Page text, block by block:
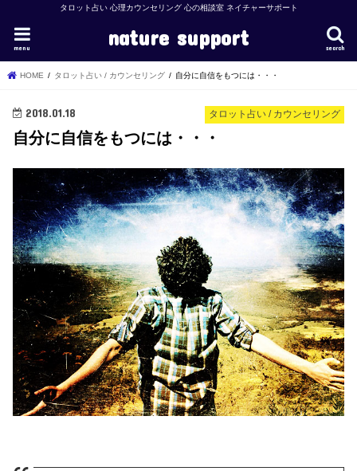
タロット占い 心理カウンセリング 心の相談室 ネイチャーサポート
nature support search
menu
HOME タロット占い / カウンセリング 自分に自信をもつには・・・
タロット占い / カウンセリング
2018.01.18
自分に自信をもつには・・・